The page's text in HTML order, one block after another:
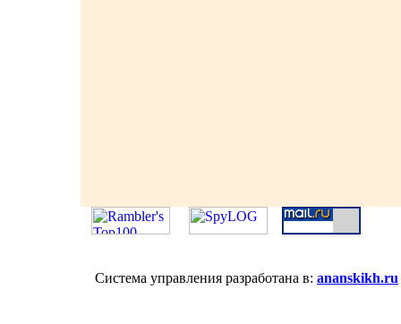
Система управления разработана в: ananskikh.ru